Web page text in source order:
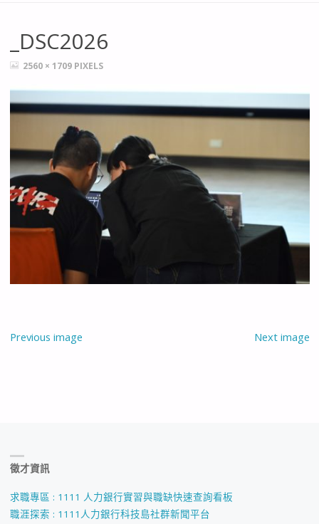
_DSC2026
FULL2560 × 1709 PIXELS
Previous image Next image
徵才資訊
求職專區 : 1111 人力銀行實習與職缺快速查詢看板
職涯探索 : 1111人力銀行科技島社群新聞平台